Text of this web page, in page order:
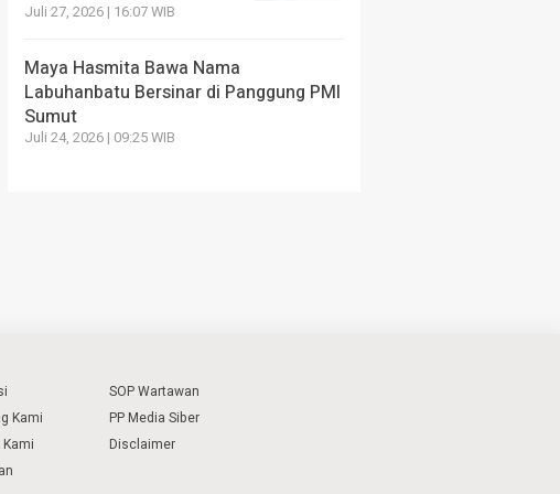
Juli 27, 2026 | 16:07 WIB
Maya Hasmita Bawa Nama
Labuhanbatu Bersinar di Panggung PMI
Sumut
Juli 24, 2026 | 09:25 WIB
Kami
SOP Wartawan
PP Media Siber
Disclaimer